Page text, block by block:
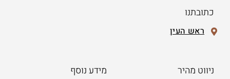
כתובתנו
ראש העין
ניווט מהיר מידע נוסף